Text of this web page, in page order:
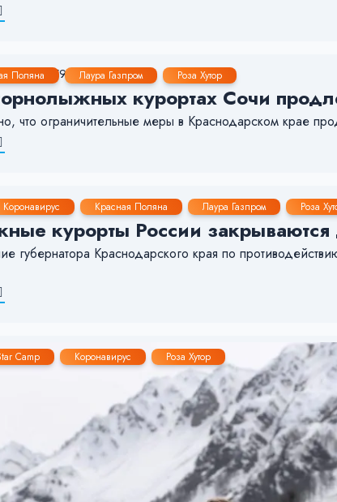
Поляна Лаура Газпром Роза Хутор
мин. 79 9
курортах Сочи
что ограничительные меры в Краснодарском крае
Коронавирус Красная Поляна Лаура Газпром Роза
мин. 68 2
курорты России
губернатора Краснодарского края по
Camp Коронавирус Роза Хутор